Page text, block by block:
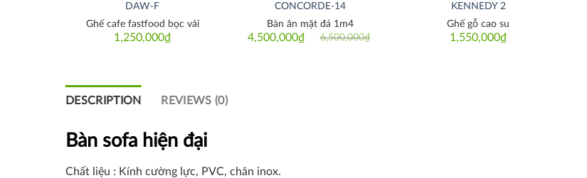
DAW-F
1,250,000₫
Ghế cafe fastfood bọc vải
CONCORDE-14
6,500,000₫
Original
4,500,000₫
Current
Bàn ăn mặt đá 1m4
KENNEDY 2
1,550,000₫
Ghế gỗ cao su
DESCRIPTION REVIEWS (0)
Bàn sofa hiện đại
Chất liệu : Kính cường lực, PVC, chân inox.